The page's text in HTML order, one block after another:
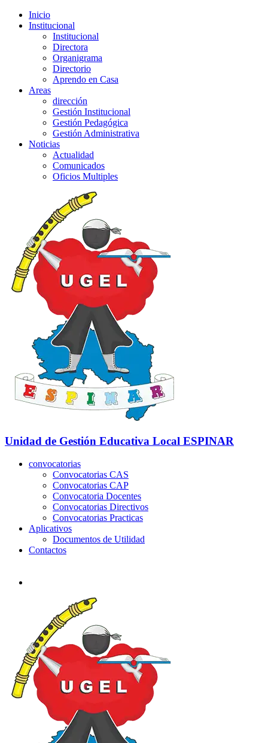
Inicio
Institucional
Institucional
Directora
Organigrama
Directorio
Aprendo en Casa
Areas
dirección
Gestión Institucional
Gestión Pedagógica
Gestión Administrativa
Noticias
Actualidad
Comunicados
Oficios Multiples
Unidad de Gestión Educativa Local ESPINAR
convocatorias
Convocatorias CAS
Convocatorias CAP
Convocatoria Docentes
Convocatorias Directivos
Convocatorias Practicas
Aplicativos
Documentos de Utilidad
Contactos